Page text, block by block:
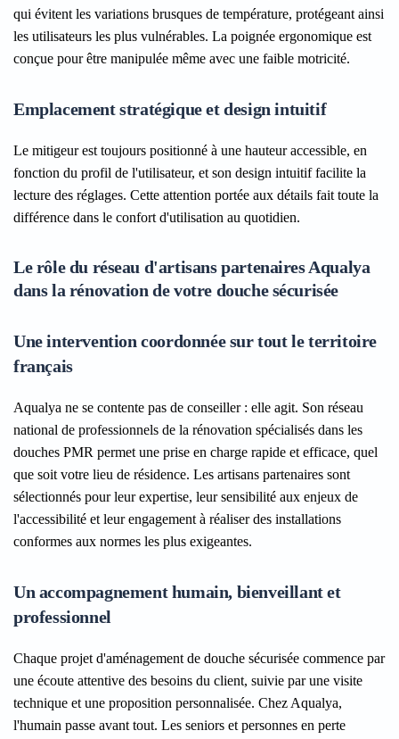
qui évitent les variations brusques de température, protégeant ainsi
les utilisateurs les plus vulnérables. La poignée ergonomique est
conçue pour être manipulée même avec une faible motricité.
Emplacement stratégique et design intuitif
Le mitigeur est toujours positionné à une hauteur accessible, en
fonction du profil de l'utilisateur, et son design intuitif facilite la
lecture des réglages. Cette attention portée aux détails fait toute la
différence dans le confort d'utilisation au quotidien.
Le rôle du réseau d'artisans partenaires Aqualya
dans la rénovation de votre douche sécurisée
Une intervention coordonnée sur tout le territoire
français
Aqualya ne se contente pas de conseiller : elle agit. Son réseau
national de professionnels de la rénovation spécialisés dans les
douches PMR permet une prise en charge rapide et efficace, quel
que soit votre lieu de résidence. Les artisans partenaires sont
sélectionnés pour leur expertise, leur sensibilité aux enjeux de
l'accessibilité et leur engagement à réaliser des installations
conformes aux normes les plus exigeantes.
Un accompagnement humain, bienveillant et
professionnel
Chaque projet d'aménagement de douche sécurisée commence par
une écoute attentive des besoins du client, suivie par une visite
technique et une proposition personnalisée. Chez Aqualya,
l'humain passe avant tout. Les seniors et personnes en perte